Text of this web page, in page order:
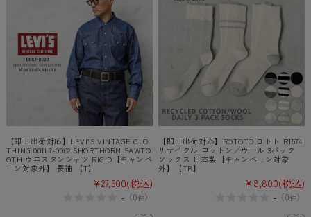
【即日出荷対応】LEVI’S VINTAGE CLO
THING 001L7-0002 SHORTHORN SAWTO
OTH ウエスタンシャツ RIGID【キャンペ
ーン対象外】 長袖 【T】
¥27,500(税込)
-（0件）
【即日出荷対応】ROTOTO ロトト R1574
リサイクル コットン／ウール 3パック
ソックス 日本製【キャンペーン対象
外】【TB】
¥8,800(税込)
- （0件）